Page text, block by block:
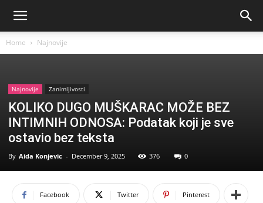
Home Najnovije
Najnovije Zanimljivosti
KOLIKO DUGO MUŠKARAC MOŽE BEZ
INTIMNIH ODNOSA: Podatak koji je sve
ostavio bez teksta
By Aida Konjevic - December 9, 2025 376 0
Facebook Twitter Pinterest